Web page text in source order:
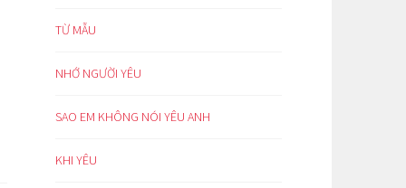
TỪ MẪU
NHỚ NGƯỜI YÊU
SAO EM KHÔNG NÓI YÊU ANH
KHI YÊU